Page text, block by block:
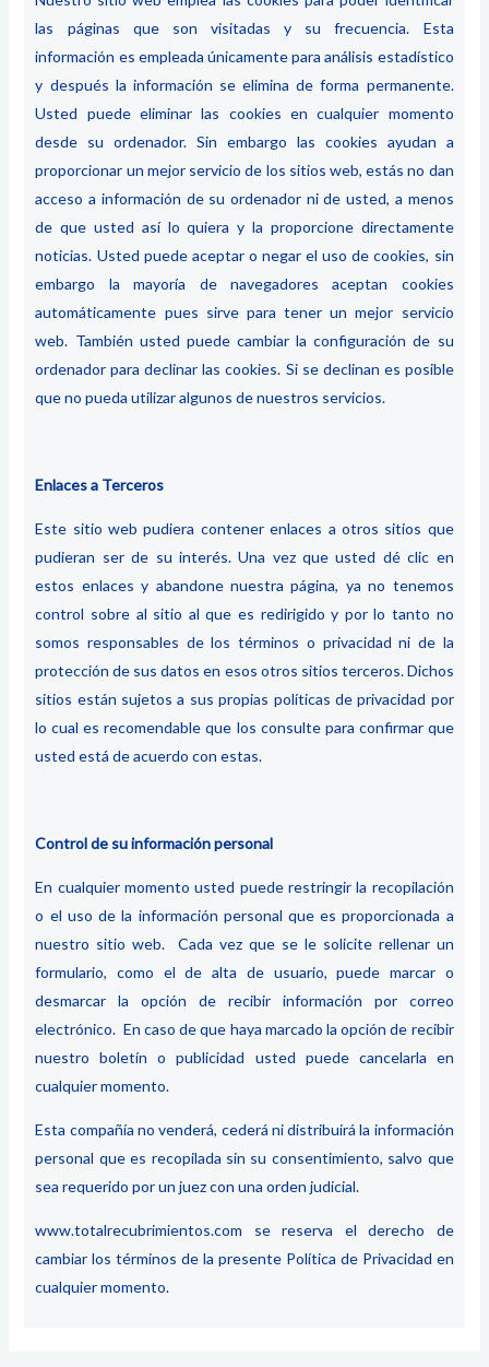
las páginas que son visitadas y su frecuencia. Esta
información es empleada únicamente para análisis estadístico
y después la información se elimina de forma permanente.
Usted puede eliminar las cookies en cualquier momento
desde su ordenador. Sin embargo las cookies ayudan a
proporcionar un mejor servicio de los sitios web, estás no dan
acceso a información de su ordenador ni de usted, a menos
de que usted así lo quiera y la proporcione directamente
noticias. Usted puede aceptar o negar el uso de cookies, sin
embargo la mayoría de navegadores aceptan cookies
automáticamente pues sirve para tener un mejor servicio
web. También usted puede cambiar la configuración de su
ordenador para declinar las cookies. Si se declinan es posible
que no pueda utilizar algunos de nuestros servicios.
Enlaces a Terceros
Este sitio web pudiera contener enlaces a otros sitios que
pudieran ser de su interés. Una vez que usted dé clic en
estos enlaces y abandone nuestra página, ya no tenemos
control sobre al sitio al que es redirigido y por lo tanto no
somos responsables de los términos o privacidad ni de la
protección de sus datos en esos otros sitios terceros. Dichos
sitios están sujetos a sus propias políticas de privacidad por
lo cual es recomendable que los consulte para confirmar que
usted está de acuerdo con estas.
Control de su información personal
En cualquier momento usted puede restringir la recopilación
o el uso de la información personal que es proporcionada a
nuestro sitio web. Cada vez que se le solicite rellenar un
formulario, como el de alta de usuario, puede marcar o
desmarcar la opción de recibir información por correo
electrónico. En caso de que haya marcado la opción de recibir
nuestro boletín o publicidad usted puede cancelarla en
cualquier momento.
Esta compañía no venderá, cederá ni distribuirá la información
personal que es recopilada sin su consentimiento, salvo que
sea requerido por un juez con una orden judicial.
www.totalrecubrimientos.com se reserva el derecho de
cambiar los términos de la presente Política de Privacidad en
cualquier momento.